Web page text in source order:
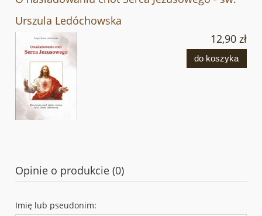
Urszula Ledóchowska
12,90 zł
do koszyka
Opinie o produkcie (0)
Imię lub pseudonim: